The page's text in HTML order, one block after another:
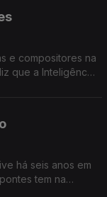
e compositores na
que a Inteligência
há seis anos em
tem na